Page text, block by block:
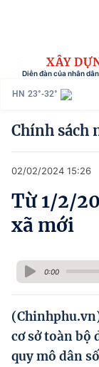
XÂY
Diễn đàn của nhân
HN 23°-32°
Danh mục
Tham vấn
Doanh nghiệp
Hướng dẫn
Phát triển kinh
Chính sách
02/02/2024 15:26
Từ 1/2/
xã mới
0:00
cơ sở toàn bộ
quy mô dân